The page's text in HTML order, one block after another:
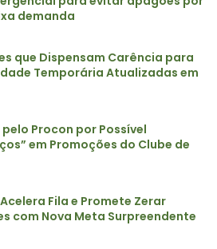
demanda
que Dispensam Carência para
Temporária Atualizadas em
Procon por Possível
em Promoções do Clube de
Fila e Promete Zerar
com Nova Meta Surpreendente